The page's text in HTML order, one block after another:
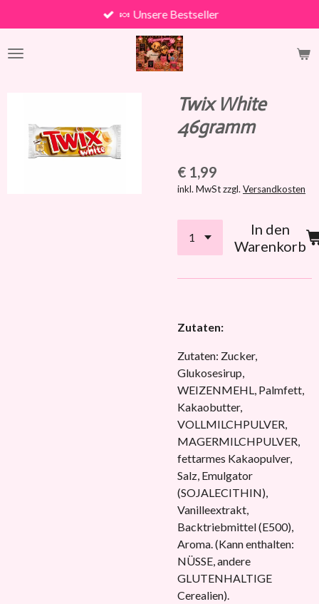
Hauptinhalt
springen
🍬 Unsere Bestseller
Twix White
46gramm
€ 1,99
inkl. MwSt zzgl. Versandkosten
In den
Warenkorb
Zutaten:
Zutaten: Zucker,
Glukosesirup,
WEIZENMEHL, Palmfett,
Kakaobutter,
VOLLMILCHPULVER,
MAGERMILCHPULVER,
fettarmes Kakaopulver,
Salz, Emulgator
(SOJALECITHIN),
Vanilleextrakt,
Backtriebmittel (E500),
Aroma. (Kann enthalten:
NÜSSE, andere
GLUTENHALTIGE
Cerealien).